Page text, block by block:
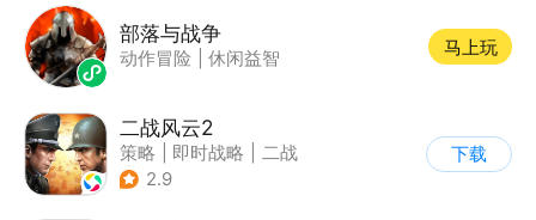
部落与战争
动作冒险 休闲益智
马上玩
二战风云2
策略 即时战略
二战
| 写实
2.9
下载